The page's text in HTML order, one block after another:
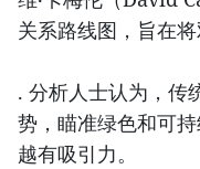
关系路线图，旨在
. 分析人士认为，传
势，瞄准绿色和可
越有吸引力。